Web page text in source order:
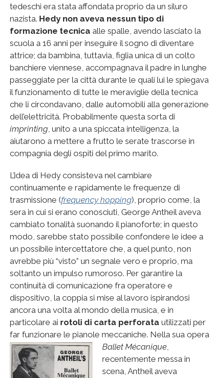
tedeschi era stata affondata proprio da un siluro
nazista. Hedy non aveva nessun tipo di
formazione tecnica alle spalle, avendo lasciato la
scuola a 16 anni per inseguire il sogno di diventare
attrice; da bambina, tuttavia, figlia unica di un colto
banchiere viennese, accompagnava il padre in lunghe
passeggiate per la città durante le quali lui le spiegava
il funzionamento di tutte le meraviglie della tecnica
che li circondavano, dalle automobili alla generazione
dell’elettricità. Probabilmente questa sorta di
imprinting, unito a una spiccata intelligenza, la
aiutarono a mettere a frutto le serate trascorse in
compagnia degli ospiti del primo marito.
L’idea di Hedy consisteva nel cambiare
continuamente e rapidamente le frequenze di
trasmissione (frequency hopping), proprio come, la
sera in cui si erano conosciuti, George Antheil aveva
cambiato tonalità suonando il pianoforte; in questo
modo, sarebbe stato possibile confondere le idee a
un possibile intercettatore che, a quel punto, non
avrebbe più “visto” un segnale vero e proprio, ma
soltanto un impulso rumoroso. Per garantire la
continuità di comunicazione fra operatore e
dispositivo, la coppia si mise al lavoro ispirandosi
ancora una volta al mondo della musica, e in
particolare ai rotoli di carta perforata utilizzati per
far funzionare le pianole meccaniche. Nella sua opera
Ballet Mécanique,
recentemente messa in
scena, Antheil aveva